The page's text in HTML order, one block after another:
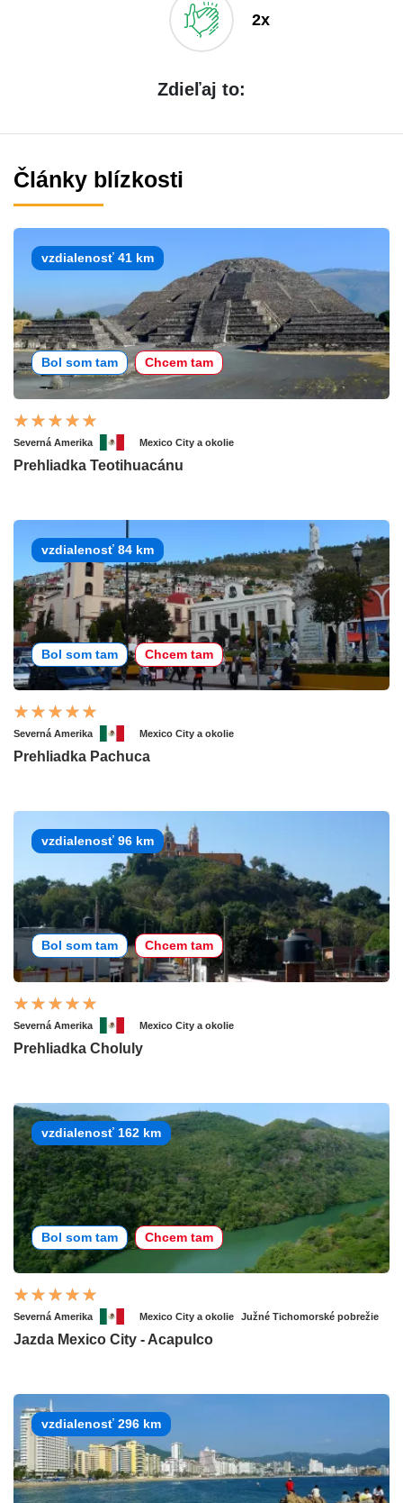
2x
Zdieľaj to:
Články blízkosti
vzdialenosť 41 km
Bol som tam Chcem tam
Severná Amerika Mexico City a okolie
Prehliadka Teotihuacánu
vzdialenosť 84 km
Bol som tam Chcem tam
Severná Amerika Mexico City a okolie
Prehliadka Pachuca
vzdialenosť 96 km
Bol som tam Chcem tam
Severná Amerika Mexico City a okolie
Prehliadka Choluly
vzdialenosť 162 km
Bol som tam Chcem tam
Severná Amerika Mexico City a okolie Južné Tichomorské pobrežie
Jazda Mexico City - Acapulco
vzdialenosť 296 km